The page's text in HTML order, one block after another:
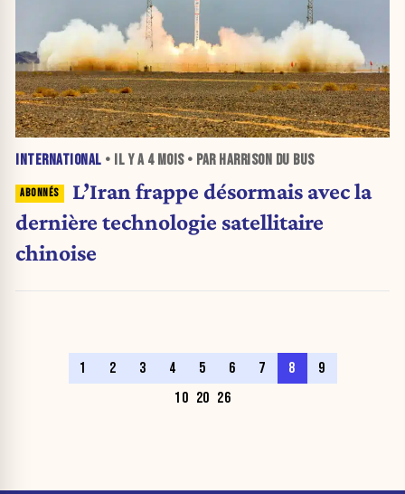
INTERNATIONAL • IL Y A 4 MOIS• PAR HARRISON DU BUS
L’Iran frappe désormais avec la
dernière technologie satellitaire
chinoise
1 2 3 4 5 6 7 8
9
10 20 26